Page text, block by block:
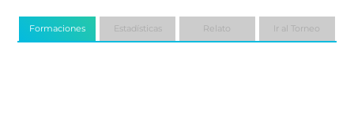
Formaciones Estadísticas Relato Ir al Torneo